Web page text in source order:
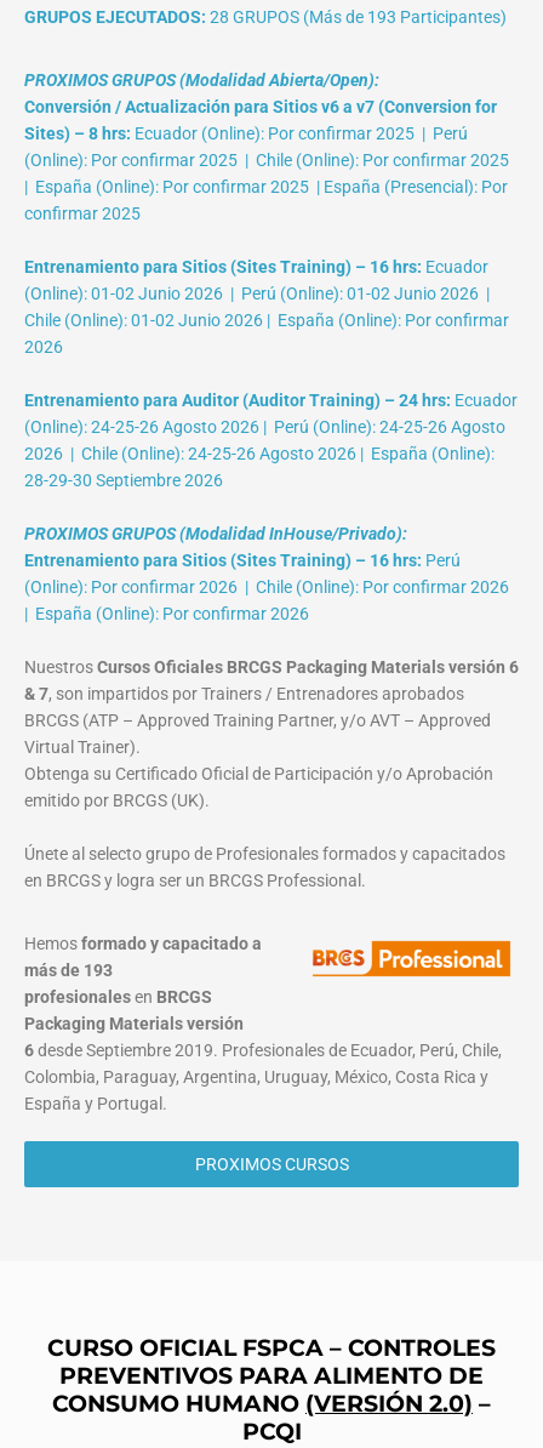
GRUPOS EJECUTADOS: 28 GRUPOS (Más de 193 Participantes)
PROXIMOS GRUPOS (Modalidad Abierta/Open):
Conversión / Actualización para Sitios v6 a v7 (Conversion for
Sites) – 8 hrs: Ecuador (Online): Por confirmar 2025 | Perú
(Online): Por confirmar 2025 | Chile (Online): Por confirmar 2025
| España (Online): Por confirmar 2025 | España (Presencial): Por
confirmar 2025
Entrenamiento para Sitios (Sites Training) – 16 hrs: Ecuador
(Online): 01-02 Junio 2026 | Perú (Online): 01-02 Junio 2026 |
Chile (Online): 01-02 Junio 2026 | España (Online): Por confirmar
2026
Entrenamiento para Auditor (Auditor Training) – 24 hrs: Ecuador
(Online): 24-25-26 Agosto 2026 | Perú (Online): 24-25-26 Agosto
2026 | Chile (Online): 24-25-26 Agosto 2026 | España (Online):
28-29-30 Septiembre 2026
PROXIMOS GRUPOS (Modalidad InHouse/Privado):
Entrenamiento para Sitios (Sites Training) – 16 hrs: Perú
(Online): Por confirmar 2026 | Chile (Online): Por confirmar 2026
| España (Online): Por confirmar 2026
NuestrosCursos Oficiales BRCGS Packaging Materials versión 6
& 7, son impartidos por Trainers / Entrenadores aprobados
BRCGS (ATP – Approved Training Partner, y/o AVT – Approved
Virtual Trainer).
Obtenga su Certificado Oficial de Participación y/o Aprobación
emitido por BRCGS (UK).
Únete al selecto grupo de Profesionales formados y capacitados
en BRCGS y logra ser un BRCGS Professional.
Hemosformado y capacitado a
más de 193
profesionalesen BRCGS
Packaging Materialsversión
6desde Septiembre 2019. Profesionales de Ecuador, Perú, Chile,
Colombia, Paraguay, Argentina, Uruguay, México, Costa Rica y
España y Portugal.
PROXIMOS CURSOS
CURSO OFICIAL FSPCA – CONTROLES
PREVENTIVOS PARA ALIMENTO DE
CONSUMO HUMANO (VERSIÓN 2.0) –
PCQI